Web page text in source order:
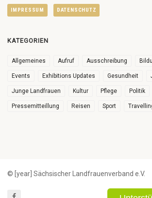
IMPRESSUM DATENSCHUTZ
KATEGORIEN
Allgemeines Aufruf Ausschreibung
Events Exhibitions Updates Gesundheit
Junge Landfrauen Kultur Pflege Politik
Pressemitteillung Reisen Sport
© [year] Sächsischer Landfrauenverband e.V.